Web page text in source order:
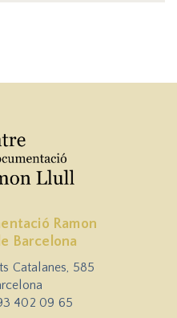
Ramon
Barcelona
Catalanes, 585
402 09 65